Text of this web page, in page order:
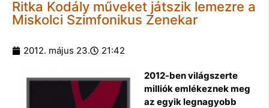
Ritka Kodály műveket játszik lemezre a
Miskolci Szimfonikus Zenekar
2012. május 23. 21:42
2012-ben világszerte
milliók emlékeznek meg
az egyik legnagyobb